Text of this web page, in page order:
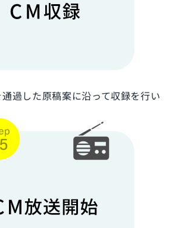
過した原稿案に沿って収録を行い